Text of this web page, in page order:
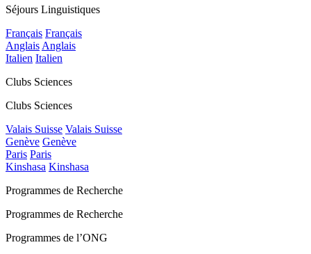
Séjours Linguistiques
Français Français
Anglais Anglais
Italien Italien
Clubs Sciences
Clubs Sciences
Valais Suisse Valais Suisse
Genève Genève
Paris Paris
Kinshasa Kinshasa
Programmes de Recherche
Programmes de Recherche
Programmes de l’ONG